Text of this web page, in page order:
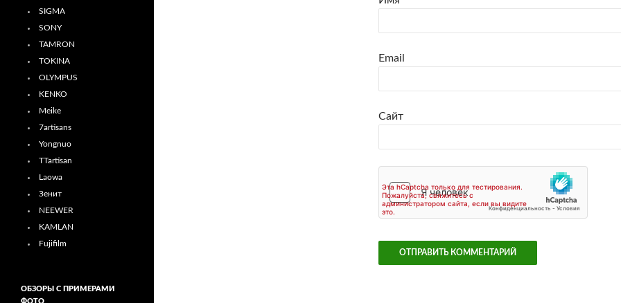
Email
Сайт
SIGMA
SONY
TAMRON
TOKINA
OLYMPUS
KENKO
Meike
7artisans
Yongnuo
TTartisan
Laowa
Зенит
NEEWER
KAMLAN
Fujifilm
ОБЗОРЫ С ПРИМЕРАМИ
ФОТО